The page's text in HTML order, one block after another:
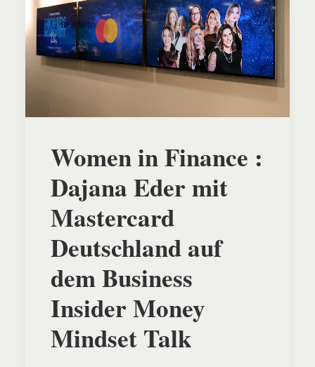
Women in Finance :
Dajana Eder mit
Mastercard
Deutschland auf
dem Business
Insider Money
Mindset Talk